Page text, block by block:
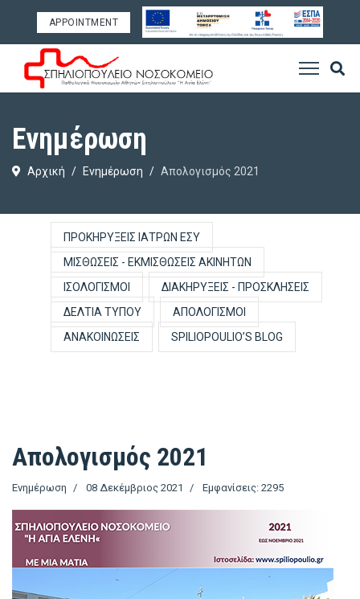
APPOINTMENT
Ενημέρωση
Αρχική Ενημέρωση Απολογισμός 2021
ΠΡΟΚΗΡΎΞΕΙΣ ΙΑΤΡΏΝ ΕΣΥ
ΜΙΣΘΏΣΕΙΣ - ΕΚΜΙΣΘΏΣΕΙΣ ΑΚΙΝΉΤΩΝ
ΙΣΟΛΟΓΙΣΜΟΊ
ΔΙΑΚΗΡΎΞΕΙΣ - ΠΡΟΣΚΛΉΣΕΙΣ
ΔΕΛΤΊΑ ΤΎΠΟΥ
ΑΠΟΛΟΓΙΣΜΟΊ
ΑΝΑΚΟΙΝΏΣΕΙΣ
SPILIOPOULIO’S BLOG
Απολογισμός 2021
Ενημέρωση 08 Δεκέμβριος 2021 Εμφανίσεις: 2295